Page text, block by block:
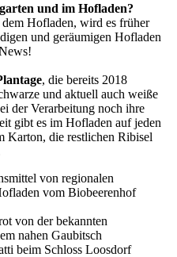
und im Hofladen?
Hofladen, wird es früher
und geräumigen Hofladen
, die bereits 2018
und aktuell auch weiße
der Verarbeitung noch ihre
gibt es im Hofladen auf jeden
Karton, die restlichen Ribisel
von regionalen
vom Biobeerenhof
von der bekannten
nahen Gaubitsch
beim Schloss Loosdorf